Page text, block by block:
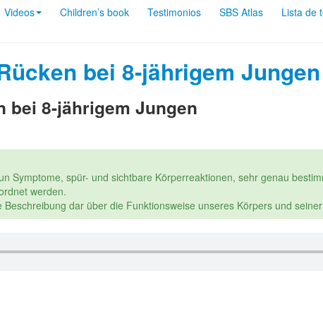
Videos Children’s book Testimonios SBS Atlas Lista de
bei 8-jährigem Jungen
bei 8-jährigem Jungen
Symptome, spür- und sichtbare Körperreaktionen, sehr genau
werden.
dar über die Funktionsweise unseres Körpers und